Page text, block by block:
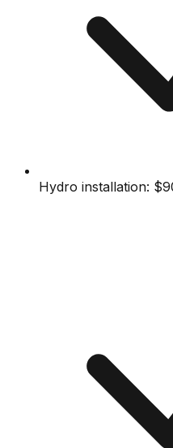
Hydro installation: